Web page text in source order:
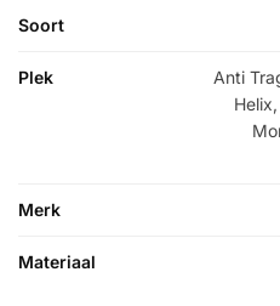
Soort
Plek
Anti
Merk
Materiaal